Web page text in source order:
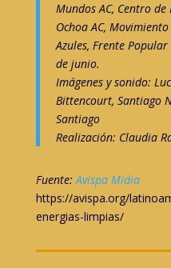
Mundos AC, Centro
Ochoa AC,
Azules, Frente
de junio.
Imágenes y sonido:
Bittencourt, Santiago
Santiago
Realización: Claudia
Fuente:Avispa Midia
https://avispa.org/
energias-limpias/